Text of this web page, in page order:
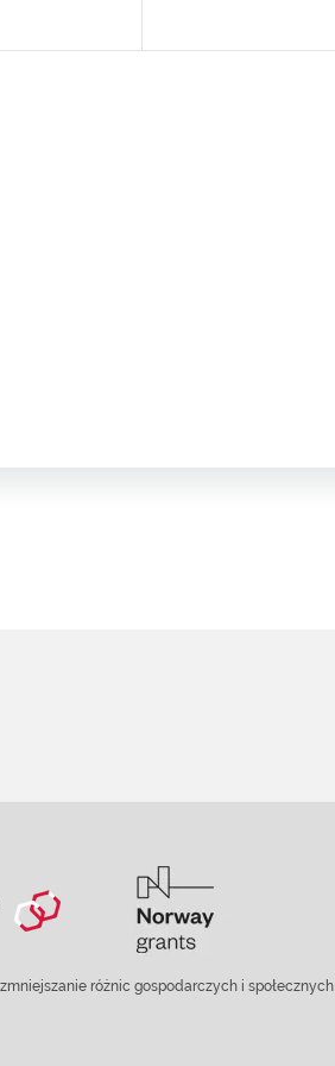
różnic gospodarczych i społecznych